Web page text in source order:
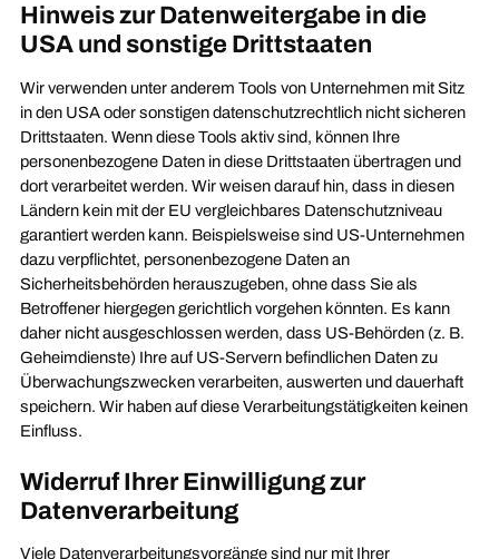
Hinweis zur Datenweitergabe in die
USA und sonstige Drittstaaten
Wir verwenden unter anderem Tools von Unternehmen mit Sitz
in den USA oder sonstigen datenschutzrechtlich nicht sicheren
Drittstaaten. Wenn diese Tools aktiv sind, können Ihre
personenbezogene Daten in diese Drittstaaten übertragen und
dort verarbeitet werden. Wir weisen darauf hin, dass in diesen
Ländern kein mit der EU vergleichbares Datenschutzniveau
garantiert werden kann. Beispielsweise sind US-Unternehmen
dazu verpflichtet, personenbezogene Daten an
Sicherheitsbehörden herauszugeben, ohne dass Sie als
Betroffener hiergegen gerichtlich vorgehen könnten. Es kann
daher nicht ausgeschlossen werden, dass US-Behörden (z. B.
Geheimdienste) Ihre auf US-Servern befindlichen Daten zu
Überwachungszwecken verarbeiten, auswerten und dauerhaft
speichern. Wir haben auf diese Verarbeitungstätigkeiten keinen
Einfluss.
Widerruf Ihrer Einwilligung zur
Datenverarbeitung
Viele Datenverarbeitungsvorgänge sind nur mit Ihrer